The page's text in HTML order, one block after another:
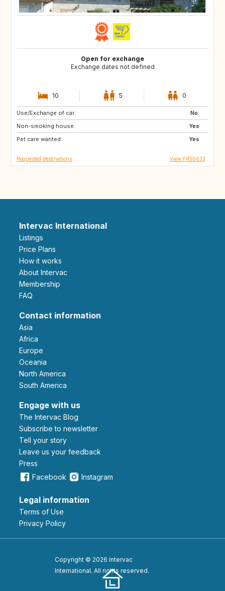
Open for exchange
Exchange dates not defined
10 5 0
Use/Exchange of car:
No
Non-smoking house:
Yes
Pet care wanted:
Yes
CA
Requested destinations View FR56623
Intervac International
Listings
Price Plans
How it works
About Intervac
Membership
FAQ
Contact information
Asia
Africa
Europe
Oceania
North America
South America
Engage with us
The Intervac Blog
Subscribe to newsletter
Tell your story
leave us your feedback
Press
Facebook
Instagram
Legal information
Terms of Use
Privacy Policy
Copyright © 2026 Intervac
International. All rights reserved.